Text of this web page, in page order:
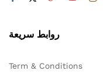
روابط سريعة
Term & Conditions